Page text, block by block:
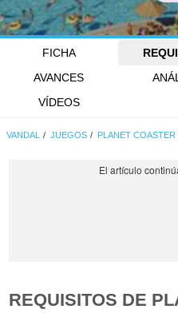
FICHA
AVANCES
VÍDEOS
VANDAL JUEGOS PLANET COASTER
REQUISITOS DE